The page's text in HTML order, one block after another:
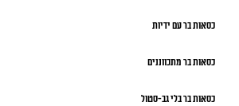
כסאות בר עם ידיות
כסאות בר מתכווננים
כסאות בר בלי גב-סטול